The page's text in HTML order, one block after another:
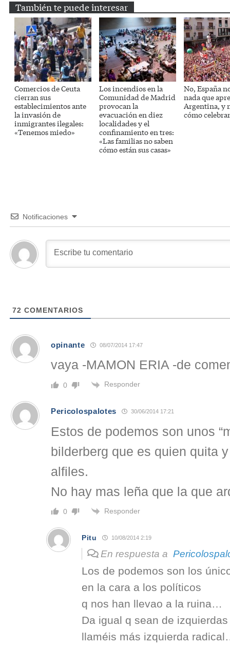
También te puede interesar
Comercios de Ceuta
cierran sus
establecimientos ante
la invasión de
inmigrantes ilegales:
«Tenemos miedo»
Los incendios en la
Comunidad de Madrid
provocan la
evacuación en diez
localidades y el
confinamiento en tres:
«Las familias no saben
cómo están sus casas»
No, España
nada que
Argentina, y
cómo celebrar
Notificaciones
72 COMENTARIOS
opinante 08/07/2014 17:47
vaya -MAMON ERIA -de
0 Responder
Pericolospalotes 30/06/2014 17:21
Estos de podemos son unos
bilderberg que es quien quita
alfiles.
No hay mas leña que la que
0 Responder
Pitu 10/08/2014 2:19
En respuesta a
Los de podemos son los
en la cara a los políticos
q nos han llevao a la ruina…
Da igual q sean de
llaméis más izquierda